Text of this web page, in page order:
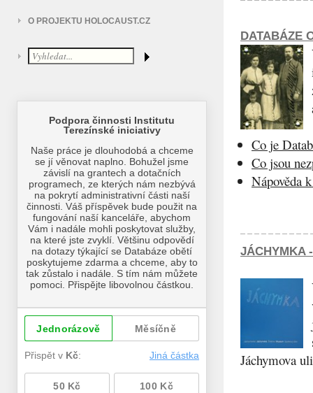
O PROJEKTU HOLOCAUST.CZ
DATABÁZE
Co je
Co jsou
Nápověda
JÁCHYMKA
Jáchymova